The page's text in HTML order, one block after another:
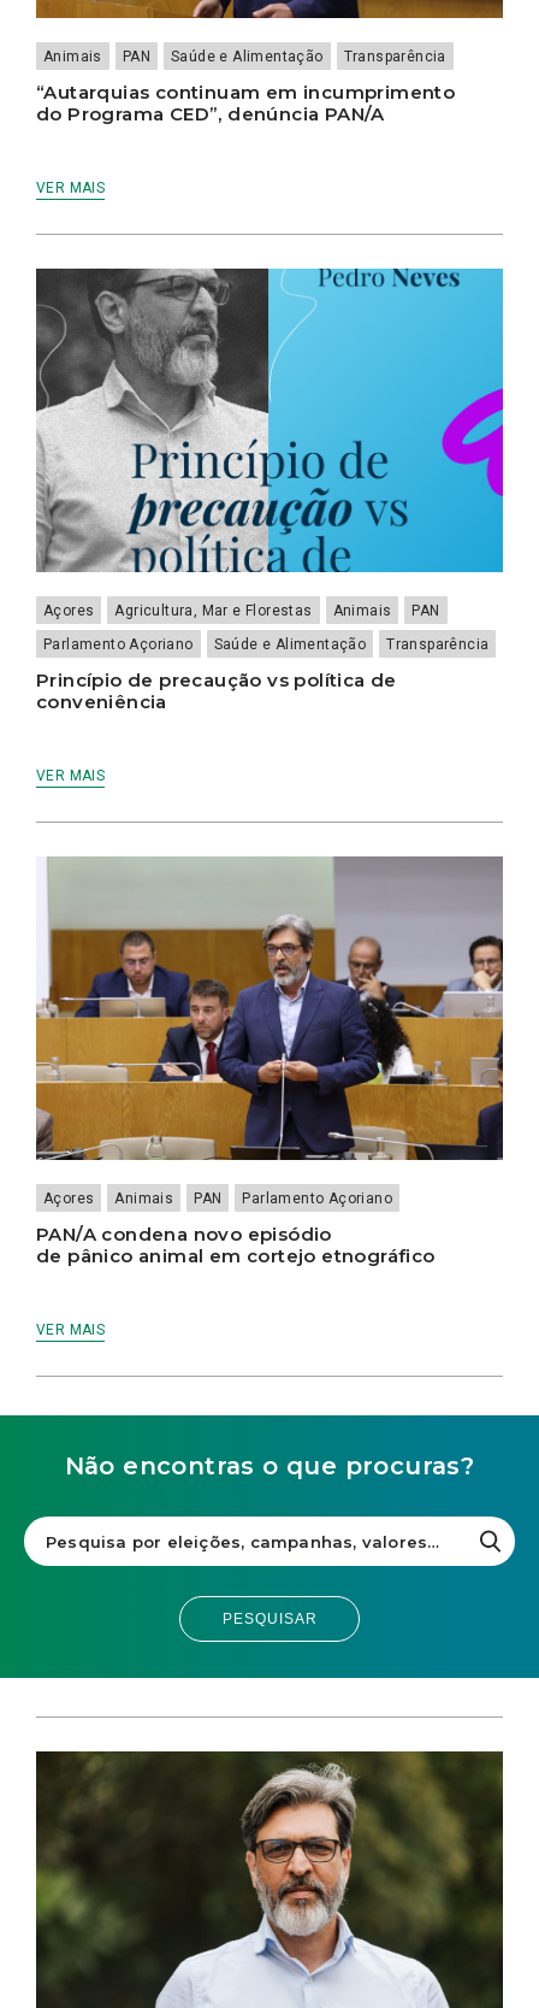
Animais PAN Saúde e Alimentação Transparência
“Autarquias continuam em incumprimento
do Programa CED”, denúncia PAN/A
VER MAIS
Açores Agricultura, Mar e Florestas Animais
PAN
Parlamento Açoriano
Saúde e Alimentação Transparência
Princípio de precaução vs política de
conveniência
VER MAIS
Açores Animais PAN Parlamento Açoriano
PAN/A condena novo episódio
de pânico animal em cortejo etnográfico
VER MAIS
Não encontras o que procuras?
PESQUISAR